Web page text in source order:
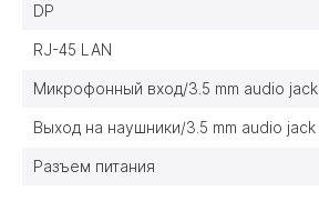
DP
RJ-45 LAN
Микрофонный вход/3.5 mm audio jack
Выход на наушники/3.5 mm audio jack
Разъем питания